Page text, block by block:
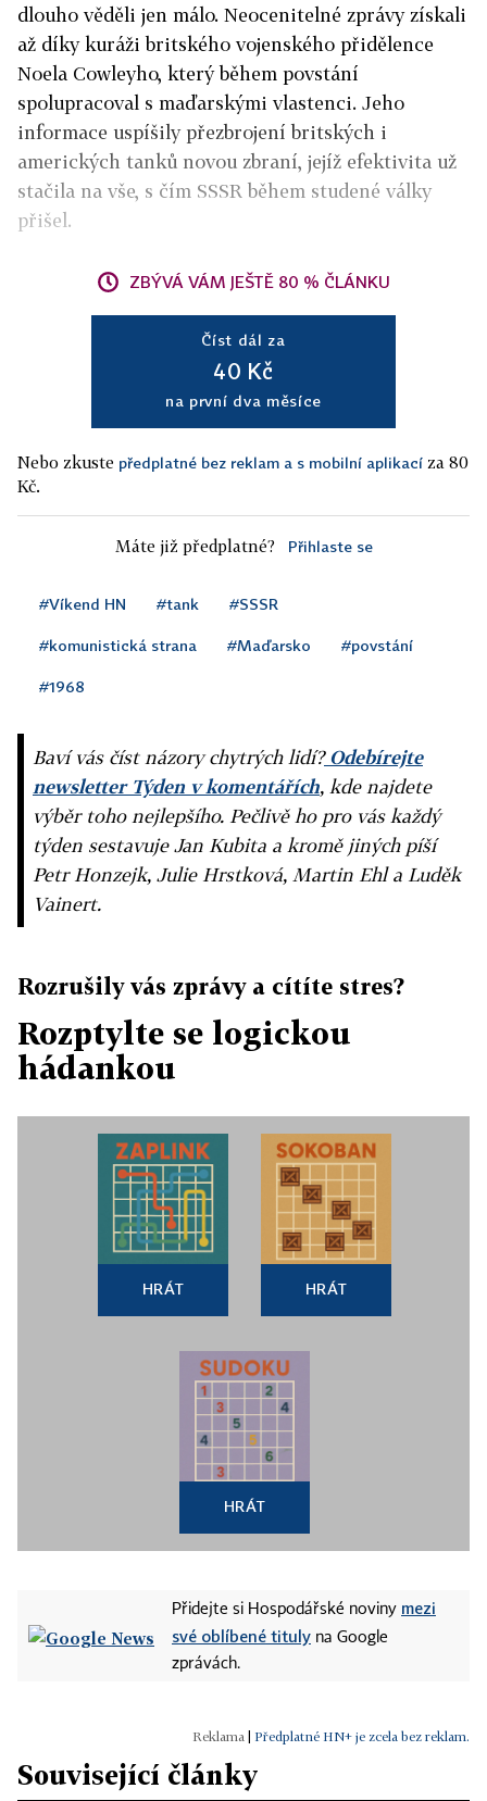
dlouho věděli jen málo. Neocenitelné zprávy získali
až díky kuráži britského vojenského přidělence
Noela Cowleyho, který během povstání
spolupracoval s maďarskými vlastenci. Jeho
informace uspíšily přezbrojení britských i
amerických tanků novou zbraní, jejíž efektivita už
stačila na vše, s čím SSSR během studené války
přišel.
ZBÝVÁ VÁM JEŠTĚ 80 % ČLÁNKU
Číst dál za
40 Kč
na první dva měsíce
Nebo zkuste předplatné bez reklam a s mobilní aplikací za 80
Kč.
Máte již předplatné? Přihlaste se
#Víkend HN #tank #SSSR
#komunistická strana #Maďarsko #povstání
#1968
Baví vás číst názory chytrých lidí?Odebírejte
newsletter Týden v komentářích, kde najdete
výběr toho nejlepšího. Pečlivě ho pro vás každý
týden sestavuje Jan Kubita a kromě jiných píší
Petr Honzejk, Julie Hrstková, Martin Ehl a Luděk
Vainert.
Rozrušily vás zprávy a cítíte stres?
Rozptylte se logickou
hádankou
HRÁT HRÁT
HRÁT
Přidejte si Hospodářské noviny mezi
své oblíbené tituly na Google
zprávách.
Předplatné HN+ je zcela bez reklam.
Související články